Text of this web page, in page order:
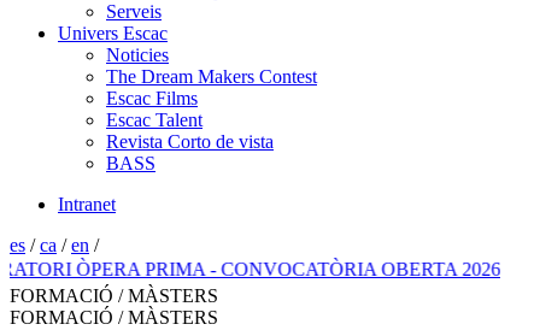
Serveis
Univers Escac
Noticies
The Dream Makers Contest
Escac Films
Escac Talent
Revista Corto de vista
BASS
Intranet
es /ca /en /
ÒPERA PRIMA - CONVOCATÒRIA OBERTA 2026
FORMACIÓ / MÀSTERS
FORMACIÓ / MÀSTERS